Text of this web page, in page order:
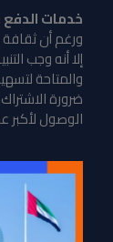
خدمات
ورغم أن
إلا أنه وجب
والمتاحة
ضرورة
الوصول